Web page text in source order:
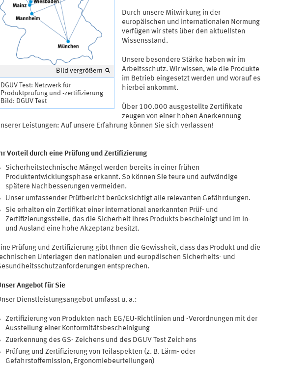
Bild vergrößern
DGUV Test: Netzwerk für
Produktprüfung und -zertifizierung
Bild: DGUV Test
Durch unsere Mitwirkung in der
europäischen und internationalen Normung
verfügen wir stets über den aktuellsten
Wissensstand.
Unsere besondere Stärke haben wir im
Arbeitsschutz. Wir wissen, wie die Produkte
im Betrieb eingesetzt werden und worauf es
hierbei ankommt.
Über 100.000 ausgestellte Zertifikate
zeugen von einer hohen Anerkennung
Leistungen: Auf unsere Erfahrung können Sie sich verlassen!
Vorteil durch eine Prüfung und Zertifizierung
Sicherheitstechnische Mängel werden bereits in einer frühen
Produktentwicklungsphase erkannt. So können Sie teure und aufwändige
spätere Nachbesserungen vermeiden.
Unser umfassender Prüfbericht berücksichtigt alle relevanten Gefährdungen.
Sie erhalten ein Zertifikat einer international anerkannten Prüf- und
Zertifizierungsstelle, das die Sicherheit Ihres Produkts bescheinigt und im In-
und Ausland eine hohe Akzeptanz besitzt.
Prüfung und Zertifizierung gibt Ihnen die Gewissheit, dass das Produkt und die
Unterlagen den nationalen und europäischen Sicherheits- und
entsprechen.
Angebot für Sie
Dienstleistungsangebot umfasst u. a.:
Zertifizierung von Produkten nach EG/EU-Richtlinien und -Verordnungen mit der
Ausstellung einer Konformitätsbescheinigung
Zuerkennung des GS- Zeichens und des DGUV Test Zeichens
Prüfung und Zertifizierung von Teilaspekten (z. B. Lärm- oder
Gefahrstoffemission, Ergonomiebeurteilungen)